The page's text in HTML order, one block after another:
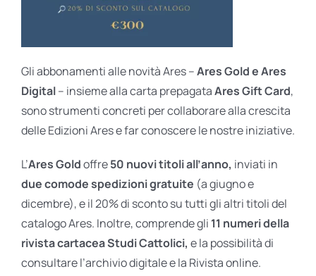
Gli abbonamenti alle novità Ares –Ares Gold e Ares
Digital– insieme alla carta prepagataAres Gift Card,
sono strumenti concreti per collaborare alla crescita
delle Edizioni Ares e far conoscere le nostre iniziative.
L’Ares Goldoffre50 nuovi titoli all’anno, inviati in
due comode spedizioni gratuite (a giugno e
dicembre), e il 20% di sconto su tutti gli altri titoli del
catalogo Ares. Inoltre, comprende gli 11 numeri della
rivista cartacea Studi Cattolici, e la possibilità di
consultare l’archivio digitale e la Rivista online.